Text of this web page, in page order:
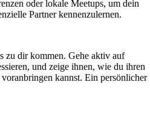
oder lokale Meetups, um dein
Partner kennenzulernen.
zu dir kommen. Gehe aktiv auf
und zeige ihnen, wie du ihren
kannst. Ein persönlicher